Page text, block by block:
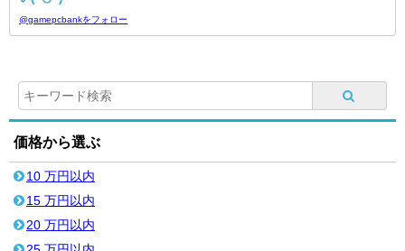
@gamepcbankをフォロー
価格から選ぶ
10 万円以内
15 万円以内
20 万円以内